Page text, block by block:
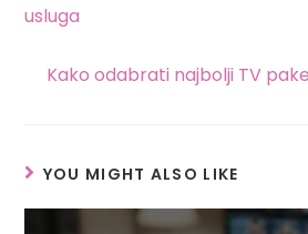
usluga
Kako odabrati najbolji TV
YOU MIGHT ALSO LIKE